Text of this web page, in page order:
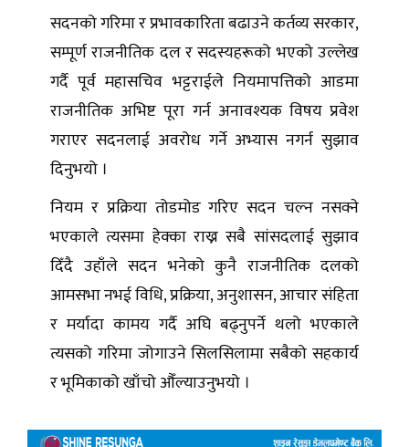
सदनको गरिमा र प्रभावकारिता बढाउने कर्तव्य सरकार,
सम्पूर्ण राजनीतिक दल र सदस्यहरूको भएको उल्लेख
गर्दै पूर्व महासचिव भट्टराईले नियमापत्तिको आडमा
राजनीतिक अभिष्ट पूरा गर्न अनावश्यक विषय प्रवेश
गराएर सदनलाई अवरोध गर्ने अभ्यास नगर्न सुझाव
दिनुभयो ।
नियम र प्रक्रिया तोडमोड गरिए सदन चल्न नसक्ने
भएकाले त्यसमा हेक्का राख्न सबै सांसदलाई सुझाव
दिँदै उहाँले सदन भनेको कुनै राजनीतिक दलको
आमसभा नभई विधि, प्रक्रिया, अनुशासन, आचार संहिता
र मर्यादा कामय गर्दै अघि बढ्नुपर्ने थलो भएकाले
त्यसको गरिमा जोगाउने सिलसिलामा सबैको सहकार्य
र भूमिकाको खाँचो औँल्याउनुभयो ।